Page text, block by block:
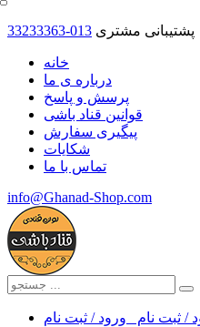
33233363-013 پشتیبانی مشتری
خانه
درباره ی ما
پرسش و پاسخ
قوانین قناد باشی
پیگیری سفارش
شکایات
تماس با ما
info@Ghanad-Shop.com
/ ثبت نام ورود / ثبت نام